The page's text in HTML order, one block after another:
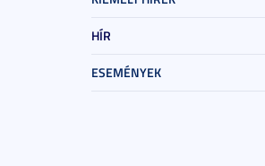
HÍR
ESEMÉNYEK